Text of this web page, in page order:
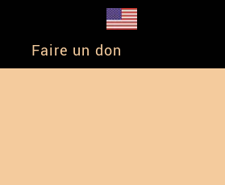
Faire un don